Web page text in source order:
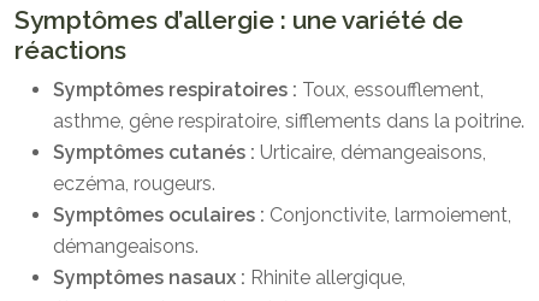
Symptômes d’allergie : une variété de
réactions
Symptômes respiratoires : Toux, essoufflement,
asthme, gêne respiratoire, sifflements dans la poitrine.
Symptômes cutanés : Urticaire, démangeaisons,
eczéma, rougeurs.
Symptômes oculaires : Conjonctivite, larmoiement,
démangeaisons.
Symptômes nasaux : Rhinite allergique,